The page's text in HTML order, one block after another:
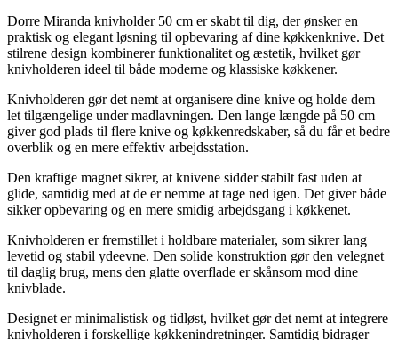
Dorre Miranda knivholder 50 cm er skabt til dig, der ønsker en
praktisk og elegant løsning til opbevaring af dine køkkenknive. Det
stilrene design kombinerer funktionalitet og æstetik, hvilket gør
knivholderen ideel til både moderne og klassiske køkkener.
Knivholderen gør det nemt at organisere dine knive og holde dem
let tilgængelige under madlavningen. Den lange længde på 50 cm
giver god plads til flere knive og køkkenredskaber, så du får et bedre
overblik og en mere effektiv arbejdsstation.
Den kraftige magnet sikrer, at knivene sidder stabilt fast uden at
glide, samtidig med at de er nemme at tage ned igen. Det giver både
sikker opbevaring og en mere smidig arbejdsgang i køkkenet.
Knivholderen er fremstillet i holdbare materialer, som sikrer lang
levetid og stabil ydeevne. Den solide konstruktion gør den velegnet
til daglig brug, mens den glatte overflade er skånsom mod dine
knivblade.
Designet er minimalistisk og tidløst, hvilket gør det nemt at integrere
knivholderen i forskellige køkkenindretninger. Samtidig bidrager